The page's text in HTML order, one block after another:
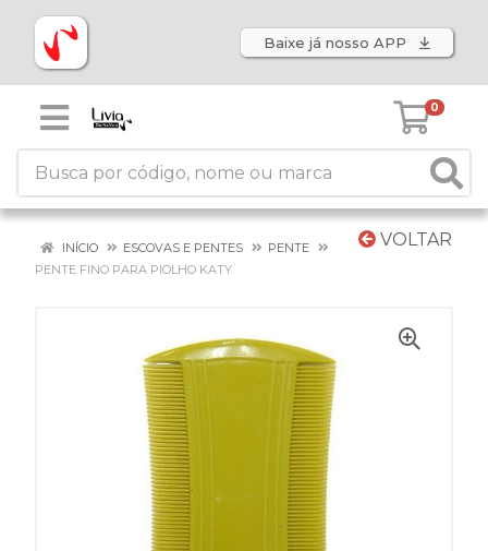
Baixe já nosso APP
0
VOLTAR
INÍCIO ESCOVAS E PENTES
PENTE
PENTE FINO PARA PIOLHO KATY